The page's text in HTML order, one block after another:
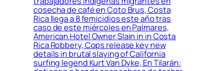
cosecha de café en Coto Brus, Costa
Rica llega a 8 femicidios este año tras
caso de este miércoles en Palmares,
American Hotel Owner Slain in in Costa
Rica Robbery, Cops release key new
details in brutal slaying of California
surfing legend Kurt Van Dyke, En Tilarán: